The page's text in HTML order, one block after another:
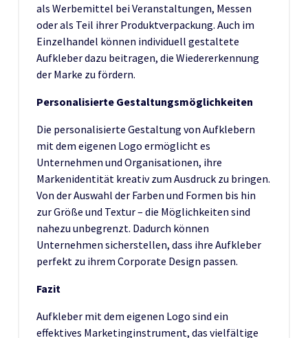
als Werbemittel bei Veranstaltungen, Messen
oder als Teil ihrer Produktverpackung. Auch im
Einzelhandel können individuell gestaltete
Aufkleber dazu beitragen, die Wiedererkennung
der Marke zu fördern.
Personalisierte Gestaltungsmöglichkeiten
Die personalisierte Gestaltung von Aufklebern
mit dem eigenen Logo ermöglicht es
Unternehmen und Organisationen, ihre
Markenidentität kreativ zum Ausdruck zu bringen.
Von der Auswahl der Farben und Formen bis hin
zur Größe und Textur – die Möglichkeiten sind
nahezu unbegrenzt. Dadurch können
Unternehmen sicherstellen, dass ihre Aufkleber
perfekt zu ihrem Corporate Design passen.
Fazit
Aufkleber mit dem eigenen Logo sind ein
effektives Marketinginstrument, das vielfältige